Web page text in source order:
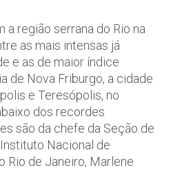
a região serrana do Rio na
as mais intensas já
e as de maior índice
de Nova Friburgo, a cidade
e Teresópolis, no
dos recordes
são da chefe da Seção de
Nacional de
Rio de Janeiro, Marlene